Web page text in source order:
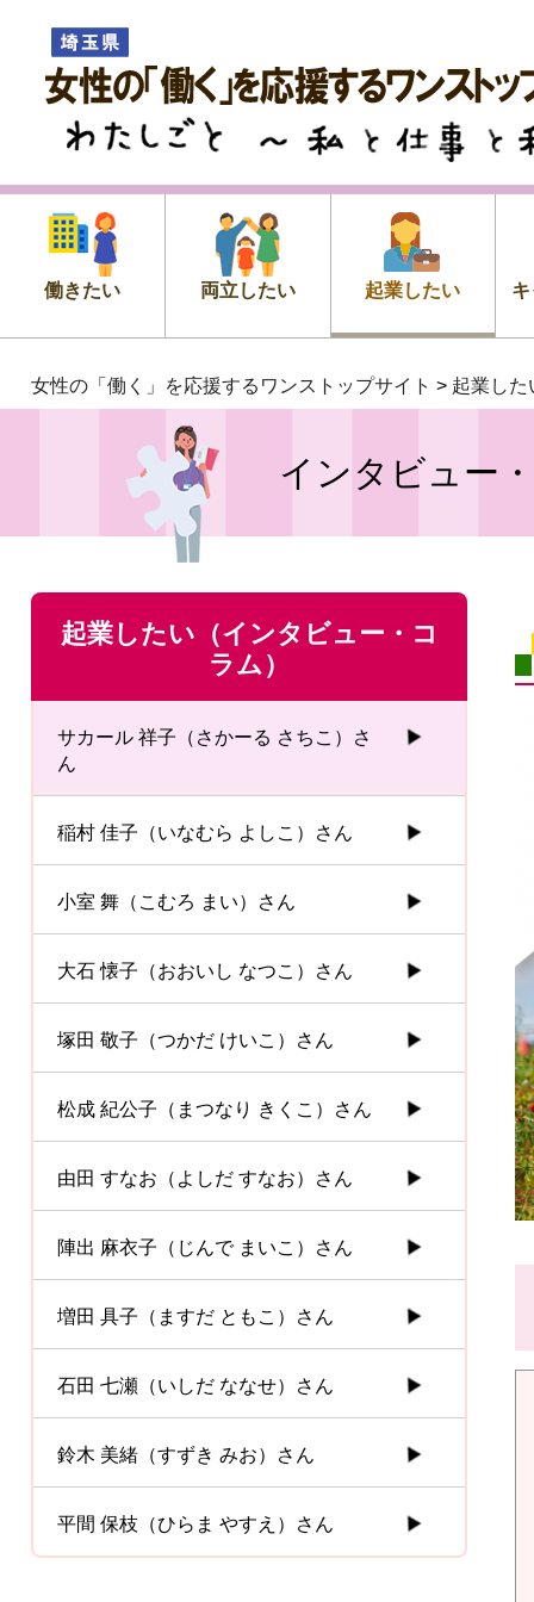
女性の「働く」を応援するワン
プサイト
わたしごと ～私 と 仕事 と 私
働きたい 両立したい 起業したい
女性の「働く」を応援するワンストップサイト > 起業した
インタビュー
起業したい（インタビュー・コ
ラム）
サカール 祥子（さかーる さちこ）さ
ん
稲村 佳子（いなむら よしこ）さん
小室 舞（こむろ まい）さん
大石 懐子（おおいし なつこ）さん
塚田 敬子（つかだ けいこ）さん
松成 紀公子（まつなり きくこ）さん
由田 すなお（よしだ すなお）さん
陣出 麻衣子（じんで まいこ）さん
増田 具子（ますだ ともこ）さん
石田 七瀬（いしだ ななせ）さん
鈴木 美緒（すずき みお）さん
平間 保枝（ひらま やすえ）さん